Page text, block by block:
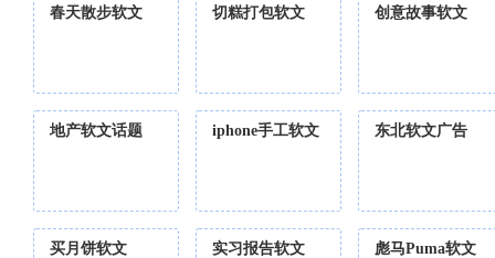
春天散步软文 切糕打包软文 创意故事软文
地产软文话题 iphone手工软文 东北软文广告
买月饼软文 实习报告软文 彪马Puma软文